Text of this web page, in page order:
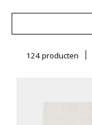
124 producten